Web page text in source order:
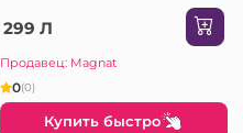
299 Л
Продавец: Magnat
0(0)
Купить быстро